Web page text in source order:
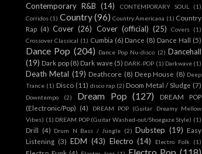
Contemporary R&B (14) CONTEMPORARY SOUL
(1)
Corridos (1) Country(96) Country Americana (1) Country
Rap (4) Cover (26) Cover (official) (25) Covers (1)
Crossover Classical (1) Cumbia (6) Dance (8) Dance Hall (5)
Dance Pop (204) Dance Pop Nu-disco (2) Dancehall
(19) Dark pop (8) Dark wave (5) DARK-POP (1) Darkwave (1)
Death Metal (19) Deathcore (8) Deep House (8) Deep
Trance (1) Disco (11) disco rap (2) Doom Metal / Sludge (7)
Downtempo (2) Dream Pop (127)
DREAM POP
(Electronic/Pop) (4)
DREAM POP (Guitar Dreamy Mellow
Vibes) (1) DREAM POP (Guitar Washed-out/Shoegaze Style) (1)
Drill (4) Drum N Bass / Jungle (2) Dubstep (19) Easy
Listening (3) EDM (43) Electro (14) Electro Folk (1)